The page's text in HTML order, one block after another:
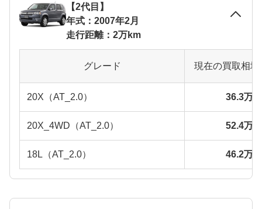
【2代目】
年式：2007年2月
走行距離：2万km
グレード 現在の買取相
20X（AT_2.0） 36.3万
20X_4WD（AT_2.0） 52.4万
18L（AT_2.0） 46.2万